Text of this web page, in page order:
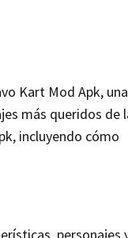
Kart Mod Apk, una
más queridos de
incluyendo cómo
personajes